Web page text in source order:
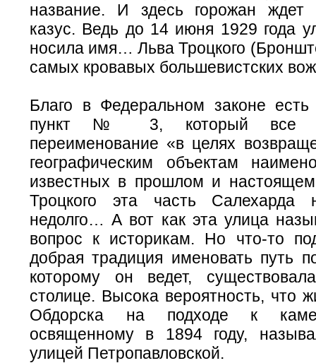
название. И здесь горожан ждет
казус. Ведь до 14 июня 1929 года
носила имя… Льва Троцкого
самых кровавых большевистских
Благо в Федеральном законе есть
пункт № 3, который все
переименование «в целях
географическим объектам
известных в прошлом и
Троцкого эта часть Салехарда
недолго… А вот как эта улица
вопрос к историкам. Но что-то
добрая традиция именовать путь
которому он ведет,
столице. Высока вероятность, что
Обдорска на подходе к
освященному в 1894 году,
улицей Петропавловской.